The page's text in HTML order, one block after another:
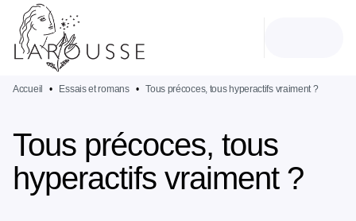
MENU
PIED DE PAGE
Accueil • Essais et romans • Tous précoces, tous hyperactifs vraiment ?
Tous précoces, tous
hyperactifs vraiment ?